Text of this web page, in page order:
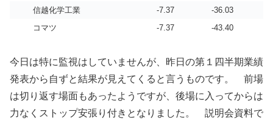
信越化学工業
-7.37
-36.03
コマツ
-7.37 -43.40
今日は特に監視はしていませんが、昨日の第１四半期業績
発表から自ずと結果が見えてくると言うものです。 前場
は切り返す場面もあったようですが、後場に入ってからは
力なくストップ安張り付きとなりました。 説明会資料で